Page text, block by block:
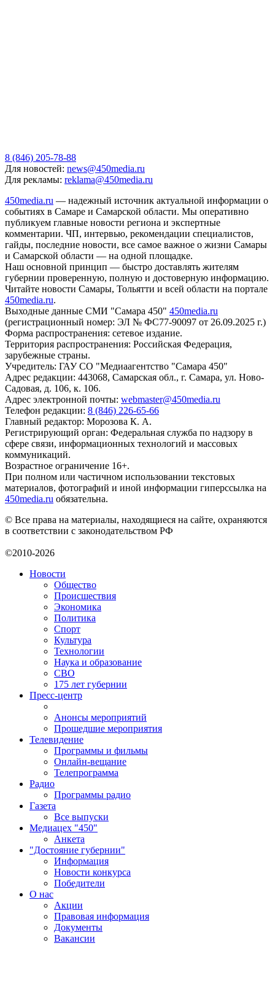
8 (846) 205-78-88
Для новостей: news@450media.ru
Для рекламы: reklama@450media.ru
450media.ru — надежный источник актуальной информации о
событиях в Самаре и Самарской области. Мы оперативно
публикуем главные новости региона и экспертные
комментарии. ЧП, интервью, рекомендации специалистов,
гайды, последние новости, все самое важное о жизни Самары
и Самарской области — на одной площадке.
Наш основной принцип — быстро доставлять жителям
губернии проверенную, полную и достоверную информацию.
Читайте новости Самары, Тольятти и всей области на портале
450media.ru.
Выходные данные СМИ "Самара 450" 450media.ru
(регистрационный номер: ЭЛ № ФС77-90097 от 26.09.2025 г.)
Форма распространения: сетевое издание.
Территория распространения: Российская Федерация,
зарубежные страны.
Учредитель: ГАУ СО "Медиаагентство "Самара 450"
Адрес редакции: 443068, Самарская обл., г. Самара, ул. Ново-
Садовая, д. 106, к. 106.
Адрес электронной почты: webmaster@450media.ru
Телефон редакции: 8 (846) 226-65-66
Главный редактор: Морозова К. А.
Регистрирующий орган: Федеральная служба по надзору в
сфере связи, информационных технологий и массовых
коммуникаций.
Возрастное ограничение 16+.
При полном или частичном использовании текстовых
материалов, фотографий и иной информации гиперссылка на
450media.ru обязательна.
© Все права на материалы, находящиеся на сайте, охраняются
в соответствии с законодательством РФ
©2010-2026
Новости
Общество
Происшествия
Экономика
Политика
Спорт
Культура
Технологии
Наука и образование
СВО
175 лет губернии
Пресс-центр
Анонсы мероприятий
Прошедшие мероприятия
Телевидение
Программы и фильмы
Онлайн-вещание
Телепрограмма
Радио
Программы радио
Газета
Все выпуски
Медиацех "450"
Анкета
"Достояние губернии"
Информация
Новости конкурса
Победители
О нас
Акции
Правовая информация
Документы
Вакансии